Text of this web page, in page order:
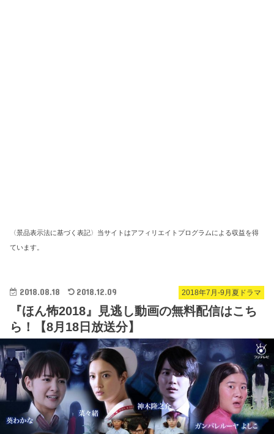
〈景品表示法に基づく表記〉当サイトはアフィリエイトプログラムによる収益を得
ています。
2018年7月-9月夏ドラマ
2018.08.18 2018.12.09
『ほん怖2018』見逃し動画の無料配信はこち
ら！【8月18日放送分】